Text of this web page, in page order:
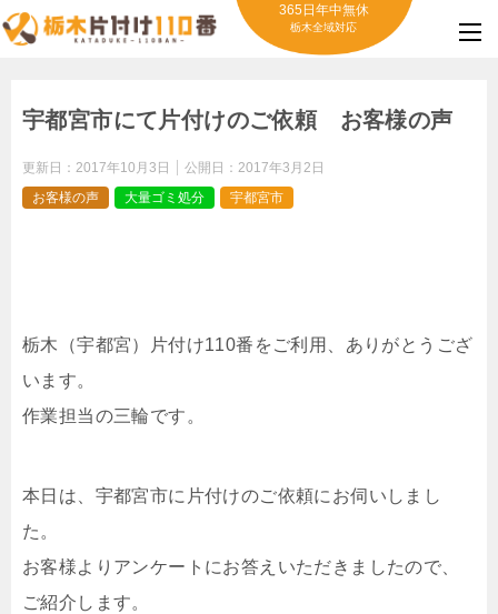
365日年中無休
栃木全域対応
宇都宮市にて片付けのご依頼 お客様の声
更新日： 2017年10月3日 公開日： 2017年3月2日
お客様の声
大量ゴミ処分 宇都宮市
栃木（宇都宮）片付け110番をご利用、ありがとうござ
います。
作業担当の三輪です。
本日は、宇都宮市に片付けのご依頼にお伺いしまし
た。
お客様よりアンケートにお答えいただきましたので、
ご紹介します。